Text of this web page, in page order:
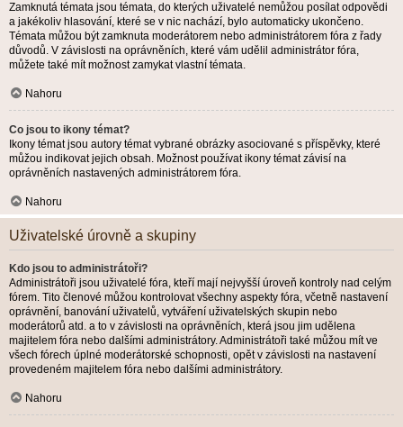
Zamknutá témata jsou témata, do kterých uživatelé nemůžou posílat odpovědi
a jakékoliv hlasování, které se v nic nachází, bylo automaticky ukončeno.
Témata můžou být zamknuta moderátorem nebo administrátorem fóra z řady
důvodů. V závislosti na oprávněních, které vám udělil administrátor fóra,
můžete také mít možnost zamykat vlastní témata.
Nahoru
Co jsou to ikony témat?
Ikony témat jsou autory témat vybrané obrázky asociované s příspěvky, které
můžou indikovat jejich obsah. Možnost používat ikony témat závisí na
oprávněních nastavených administrátorem fóra.
Nahoru
Uživatelské úrovně a skupiny
Kdo jsou to administrátoři?
Administrátoři jsou uživatelé fóra, kteří mají nejvyšší úroveň kontroly nad celým
fórem. Tito členové můžou kontrolovat všechny aspekty fóra, včetně nastavení
oprávnění, banování uživatelů, vytváření uživatelských skupin nebo
moderátorů atd. a to v závislosti na oprávněních, která jsou jim udělena
majitelem fóra nebo dalšími administrátory. Administrátoři také můžou mít ve
všech fórech úplné moderátorské schopnosti, opět v závislosti na nastavení
provedeném majitelem fóra nebo dalšími administrátory.
Nahoru